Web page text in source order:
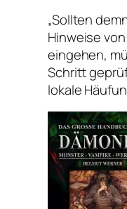
„Sollten
Hinweise
eingehen,
Schritt
lokale